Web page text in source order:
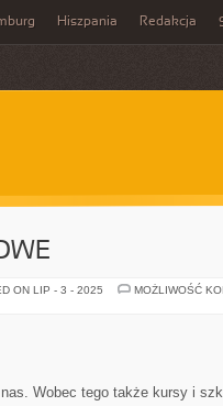
Hiszpania Redakcja
ON LIP - 3 - 2025
MOŻLIWOŚĆ
Wobec tego także kursy i